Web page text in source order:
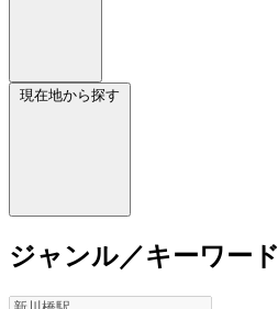
現在地から探す
ジャンル／キーワード